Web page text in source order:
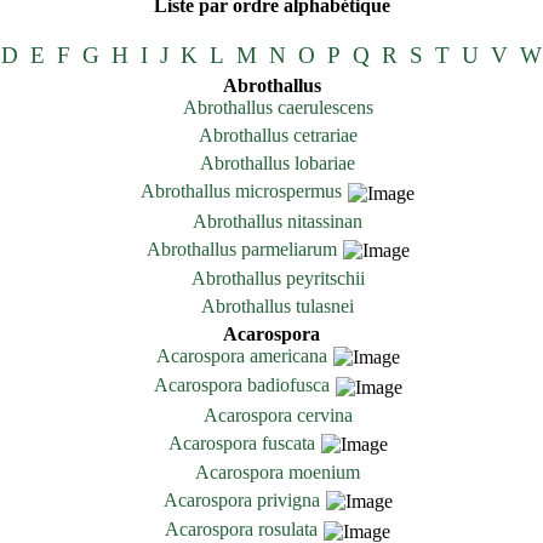
Liste par ordre alphabétique
D E F G H I J K L M N O P Q R S T U V W
Abrothallus
Abrothallus caerulescens
Abrothallus cetrariae
Abrothallus lobariae
Abrothallus microspermus
Abrothallus nitassinan
Abrothallus parmeliarum
Abrothallus peyritschii
Abrothallus tulasnei
Acarospora
Acarospora americana
Acarospora badiofusca
Acarospora cervina
Acarospora fuscata
Acarospora moenium
Acarospora privigna
Acarospora rosulata